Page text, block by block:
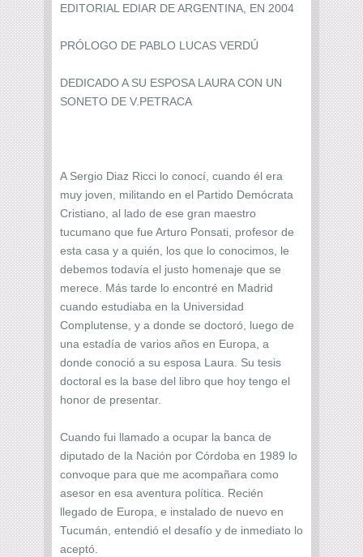
EDITORIAL EDIAR DE ARGENTINA, EN 2004
PRÓLOGO DE PABLO LUCAS VERDÚ
DEDICADO A SU ESPOSA LAURA CON UN
SONETO DE V.PETRACA
A Sergio Diaz Ricci lo conocí, cuando él era
muy joven, militando en el Partido Demócrata
Cristiano, al lado de ese gran maestro
tucumano que fue Arturo Ponsati, profesor de
esta casa y a quién, los que lo conocimos, le
debemos todavía el justo homenaje que se
merece. Más tarde lo encontré en Madrid
cuando estudiaba en la Universidad
Complutense, y a donde se doctoró, luego de
una estadía de varios años en Europa, a
donde conoció a su esposa Laura. Su tesis
doctoral es la base del libro que hoy tengo el
honor de presentar.
Cuando fui llamado a ocupar la banca de
diputado de la Nación por Córdoba en 1989 lo
convoque para que me acompañara como
asesor en esa aventura política. Recién
llegado de Europa, e instalado de nuevo en
Tucumán, entendió el desafío y de inmediato lo
aceptó.